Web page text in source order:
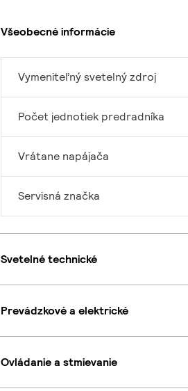
Všeobecné informácie
Vymeniteľný svetelný zdroj
Počet jednotiek predradníka
Vrátane napájača
Servisná značka
Svetelné technické
Prevádzkové a elektrické
Ovládanie a stmievanie